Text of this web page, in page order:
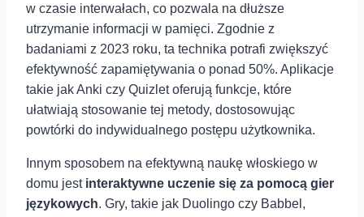
w czasie interwałach, co‍ pozwala na dłuższe
utrzymanie informacji w pamięci. Zgodnie z
badaniami z 2023 roku, ta technika potrafi zwiększyć
efektywność‍ zapamiętywania o ponad 50%. Aplikacje
takie jak Anki czy Quizlet oferują funkcje, które
ułatwiają stosowanie tej metody, dostosowując
powtórki do⁢ indywidualnego postępu użytkownika.
Innym sposobem na efektywną naukę włoskiego w
domu jest interaktywne uczenie się za pomocą⁤ gier
językowych. Gry, takie jak Duolingo czy Babbel,